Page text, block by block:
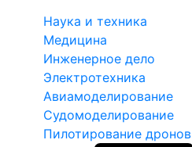
Наука и техника
Медицина
Инженерное дело
Электротехника
Авиамоделирование
Судомоделирование
Пилотирование дронов